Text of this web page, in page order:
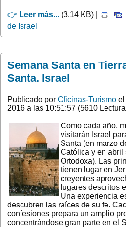
👉 Leer más... (3.14 KB) |
de Israel
Semana Santa en
Santa. Israel
Publicado por Oficinas-Turismo el
2016 a las 10:51:57 (5610
Como cada año,
visitarán Israel
Santa (en marzo
Católica y en abril
Ortodoxa). Las
tienen lugar en
creyentes
lugares descritos
Una experiencia
descubren las raíces de su fe.
confesiones prepara un amplio
concentrándose gran parte en el